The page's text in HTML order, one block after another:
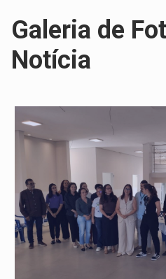
Galeria de
Notícia